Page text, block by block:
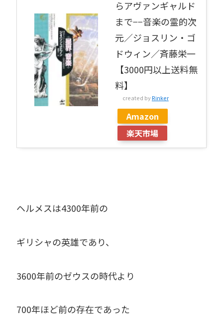
らアヴァンギャルド
まで−−音楽の霊的次
元／ジョスリン・ゴ
ドウィン／斉藤栄一
【3000円以上送料無
料】
created by Rinker
Amazon
楽天市場
ヘルメスは4300年前の
ギリシャの英雄であり、
3600年前のゼウスの時代より
700年ほど前の存在であった